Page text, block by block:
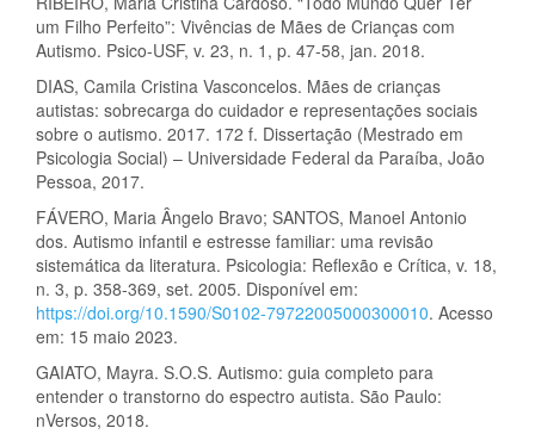
um Filho Perfeito”: Vivências de Mães de Crianças com
Autismo. Psico-USF, v. 23, n. 1, p. 47-58, jan. 2018.
DIAS, Camila Cristina Vasconcelos. Mães de crianças
autistas: sobrecarga do cuidador e representações sociais
sobre o autismo. 2017. 172 f. Dissertação (Mestrado em
Psicologia Social) – Universidade Federal da Paraíba, João
Pessoa, 2017.
FÁVERO, Maria Ângelo Bravo; SANTOS, Manoel Antonio
dos. Autismo infantil e estresse familiar: uma revisão
sistemática da literatura. Psicologia: Reflexão e Crítica, v. 18,
n. 3, p. 358-369, set. 2005. Disponível em:
https://doi.org/10.1590/S0102-79722005000300010. Acesso
em: 15 maio 2023.
GAIATO, Mayra. S.O.S. Autismo: guia completo para
entender o transtorno do espectro autista. São Paulo:
nVersos, 2018.